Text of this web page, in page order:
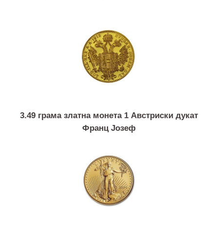
2.5 грама инвестициско злато Валкамби
3.49 грама златна монета 1 Австриски дукат
Франц Јозеф